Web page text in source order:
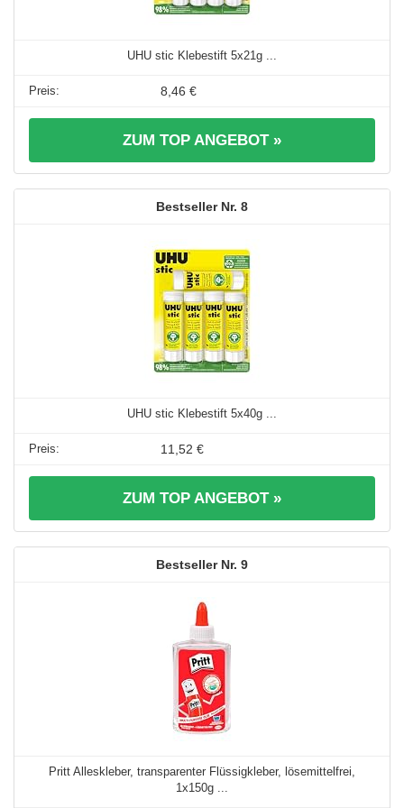
UHU stic Klebestift 5x21g ...
8,46 €
ZUM TOP ANGEBOT »
8
UHU stic Klebestift 5x40g ...
11,52 €
ZUM TOP ANGEBOT »
9
Pritt Alleskleber, transparenter Flüssigkleber, lösemittelfrei,
1x150g ...